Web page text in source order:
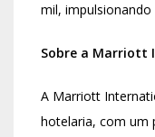
mil,
Sobre a Marriott
A Marriott
hotelaria, com um